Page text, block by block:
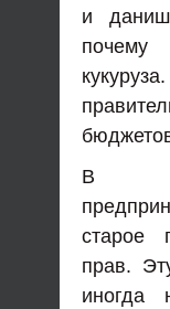
и
В
старое
прав.
иногда